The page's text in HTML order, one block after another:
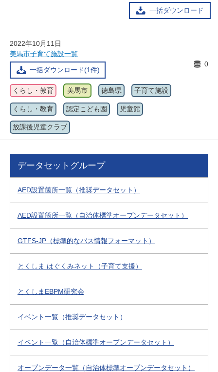
一括ダウンロード
2022年10月11日
美馬市子育て施設一覧
一括ダウンロード(1件)
0
くらし・教育 美馬市 徳島県 子育て施設
くらし・教育 認定こども園 児童館
放課後児童クラブ
データセットグループ
AED設置箇所一覧（推奨データセット）
AED設置箇所一覧（自治体標準オープンデータセット）
GTFS-JP（標準的なバス情報フォーマット）
とくしま はぐくみネット（子育て支援）
とくしまEBPM研究会
イベント一覧（推奨データセット）
イベント一覧（自治体標準オープンデータセット）
オープンデータ一覧（自治体標準オープンデータセット）